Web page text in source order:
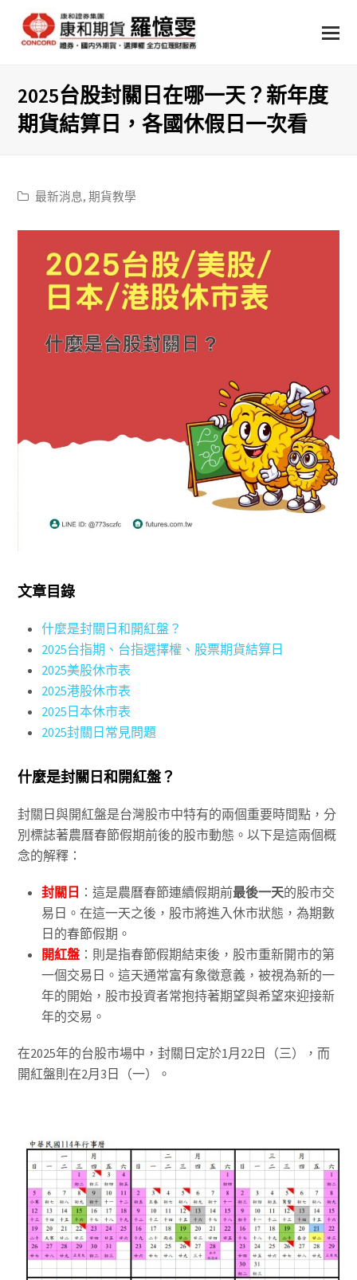
2025台股封關日在哪一天？新年度
期貨結算日，各國休假日一次看
最新消息,期貨教學
文章目錄
什麼是封關日和開紅盤？
2025台指期、台指選擇權、股票期貨結算日
2025美股休市表
2025港股休市表
2025日本休市表
2025封關日常見問題
什麼是封關日和開紅盤？
封關日與開紅盤是台灣股市中特有的兩個重要時間點，分
別標誌著農曆春節假期前後的股市動態。以下是這兩個概
念的解釋：
封關日 ：這是農曆春節連續假期前最後一天的股市交
易日。在這一天之後，股市將進入休市狀態，為期數
日的春節假期。
開紅盤 ：則是指春節假期結束後，股市重新開市的第
一個交易日。這天通常富有象徵意義，被視為新的一
年的開始，股市投資者常抱持著期望與希望來迎接新
年的交易。
在2025年的台股市場中，封關日定於1月22日（三），而
開紅盤則在2月3日（一）。